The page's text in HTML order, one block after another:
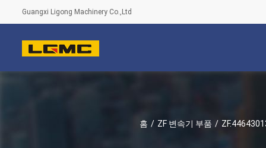
Guangxi Ligong Machinery Co.,Ltd
홈 / ZF 변속기 부품 /